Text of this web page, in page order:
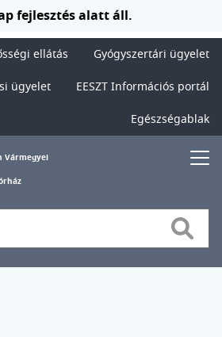
fejlesztés alatt áll.
ellátás
Gyógyszertári ügyelet
ügyelet
EESZT Információs portál
Egészségablak
Vármegyei
Search